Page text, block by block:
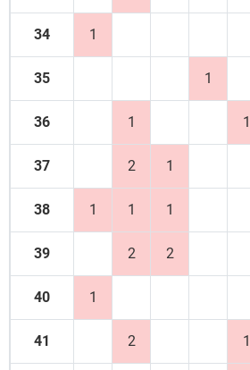
34 1
35 1
36 1 1
37 2 1
38 1 1 1
39 2 2
40 1
41 2 1